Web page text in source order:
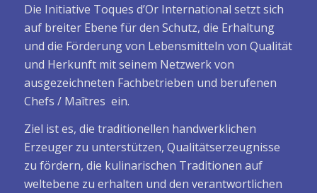
Die Initiative Toques d’Or International setzt sich
auf breiter Ebene für den Schutz, die Erhaltung
und die Förderung von Lebensmitteln von Qualität
und Herkunft mit seinem Netzwerk von
ausgezeichneten Fachbetrieben und berufenen
Chefs / Maîtres ein.
Ziel ist es, die traditionellen handwerklichen
Erzeuger zu unterstützen, Qualitätserzeugnisse
zu fördern, die kulinarischen Traditionen auf
weltebene zu erhalten und den verantwortlichen